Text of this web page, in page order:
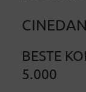
BESTE
5.000